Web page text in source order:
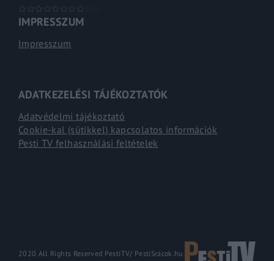
IMPRESSZUM
Impresszum
ADATKEZELÉSI TÁJÉKOZTATÓK
Adatvédelmi tájékoztató
Cookie-kal (sütikkel) kapcsolatos információk
Pesti TV felhasználási feltételek
2020 All Rights Reserved PestiTV/ PestiSrácok.hu